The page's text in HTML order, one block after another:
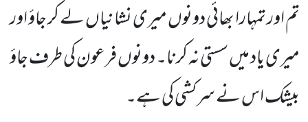
تم اور تمہارا بھائی دونوں میری نشانیاں لے کر جاؤ اور
میری یاد میں سستی نہ کرنا۔ دونوں فرعون کی طرف جاؤ
بیشک اس نے سرکشی کی ہے۔